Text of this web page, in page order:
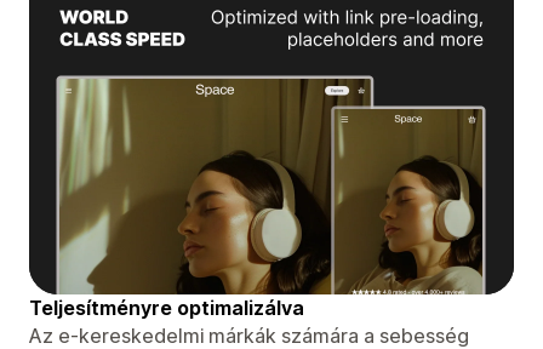
Teljesítményre optimalizálva
Az e-kereskedelmi márkák számára a sebesség